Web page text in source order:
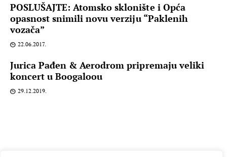
POSLUŠAJTE: Atomsko sklonište i Opća
opasnost snimili novu verziju “Paklenih
vozača”
22.06.2017.
Jurica Pađen & Aerodrom pripremaju veliki
koncert u Boogaloou
29.12.2019.